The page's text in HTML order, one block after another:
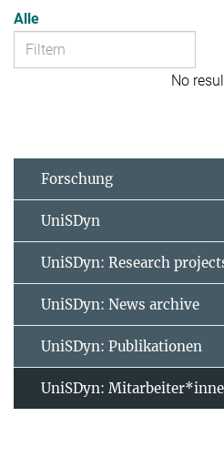
Alle
No
Forschung
UniSDyn
UniSDyn: Research
UniSDyn: News archive
UniSDyn: Publikationen
UniSDyn: